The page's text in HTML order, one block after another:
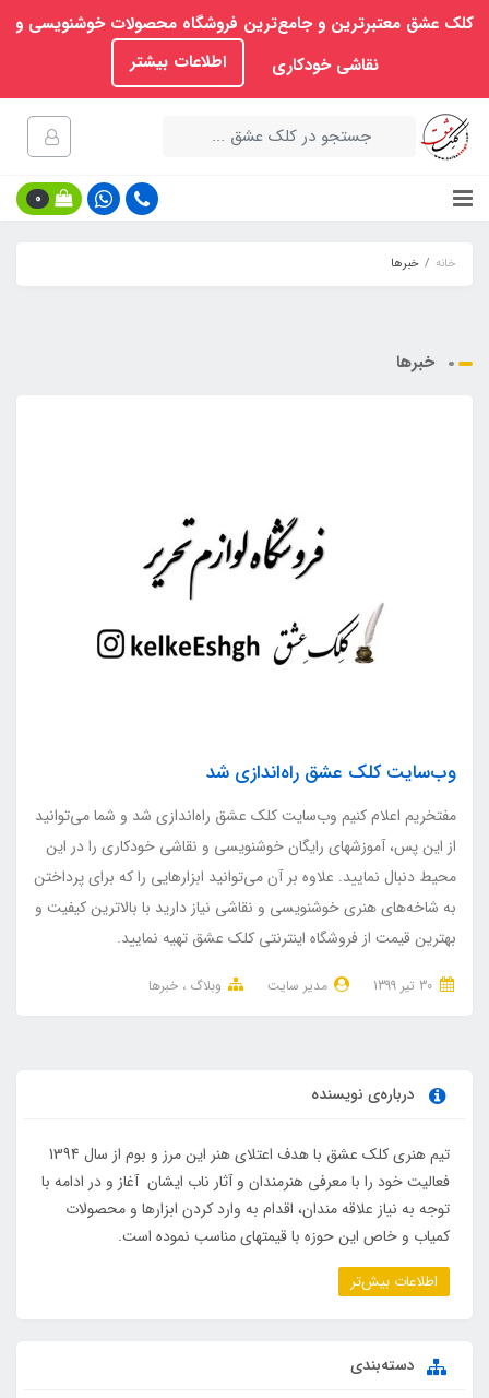
کلک عشق معتبرترین و جامع‌ترین فروشگاه محصولات خوشنویسی و
نقاشی خودکاری
اطلاعات بیشتر
0
خانه خبرها
خبرها
وب‌سایت کلک عشق راه‌اندازی شد
مفتخریم اعلام کنیم وب‌سایت کلک عشق راه‌اندازی شد و شما می‌توانید
از این پس، آموزشهای رایگان خوشنویسی و نقاشی خودکاری را در این
محیط دنبال نمایید. علاوه بر آن می‌توانید ابزارهایی را که برای پرداختن
به شاخه‌های هنری خوشنویسی و نقاشی نیاز دارید با بالاترین کیفیت و
بهترین قیمت از فروشگاه اینترنتی کلک عشق تهیه نمایید.
مدیر سایت وبلاگ خبرها
درباره‌ی نویسنده
تیم هنری کلک عشق با هدف اعتلای هنر این مرز و بوم از سال 1394
فعالیت خود را با معرفی هنرمندان و آثار ناب ایشان آغاز و در ادامه با
توجه به نیاز علاقه مندان، اقدام به وارد کردن ابزارها و محصولات
کمیاب و خاص این حوزه با قیمتهای مناسب نموده است.
اطلاعات بیش‌تر
دسته‌بندی